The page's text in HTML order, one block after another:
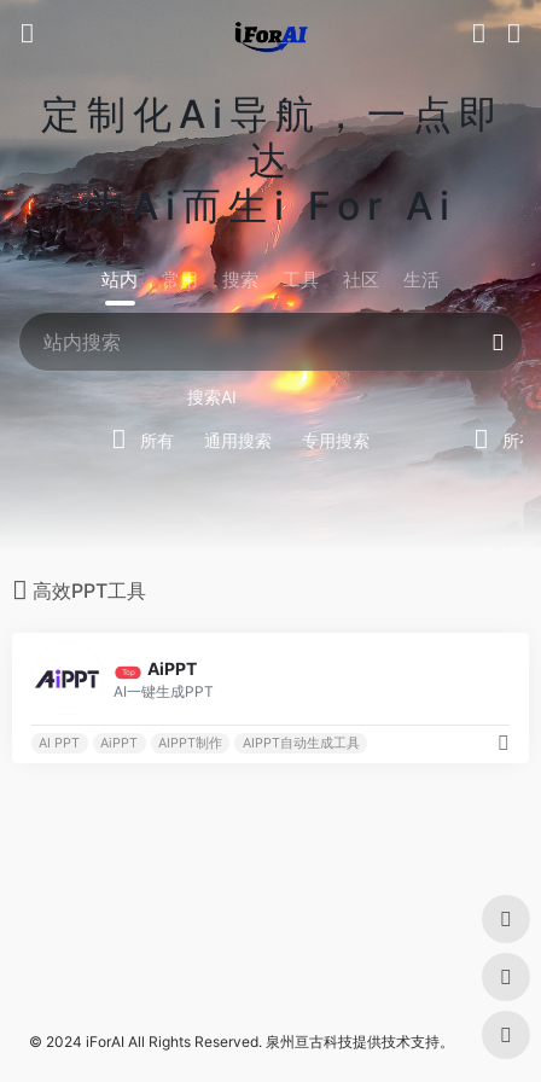
定制化Ai导航，一点即
达
为Ai而生i For Ai
站内 常用 搜索 工具 社区 生活
搜索AI
所有 通用搜索 专用搜索 所有
高效PPT工具
Top AiPPT
AI一键生成PPT
AI PPT AiPPT AIPPT制作 AIPPT自动生成工具
© 2024 iForAI All Rights Reserved. 泉州亘古科技提供技术支持。